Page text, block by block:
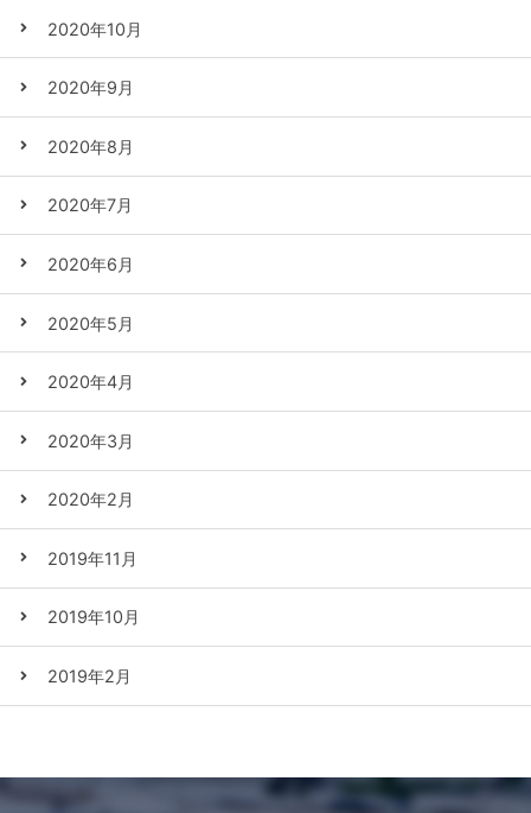
2020年10月
2020年9月
2020年8月
2020年7月
2020年6月
2020年5月
2020年4月
2020年3月
2020年2月
2019年11月
2019年10月
2019年2月